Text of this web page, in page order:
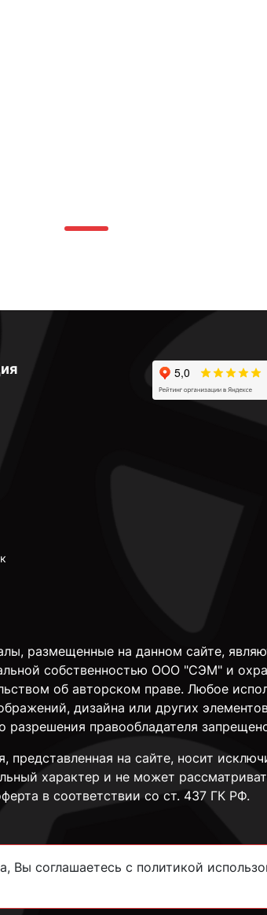
размещенные на данном сайте,
собственностью ООО "СЭМ" и
об авторском праве. Любое
дизайна или других
разрешения правообладателя
представленная на сайте, носит
характер и не может
в соответствии со ст. 437 ГК РФ.
соглашаетесь с политикой